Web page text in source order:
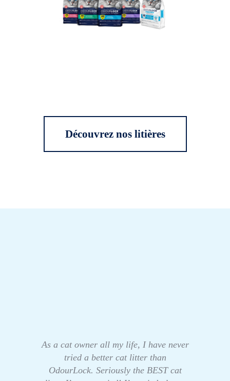
Découvrez nos litières
As a cat owner all my life, I have never
tried a better cat litter than
OdourLock. Seriously the BEST cat